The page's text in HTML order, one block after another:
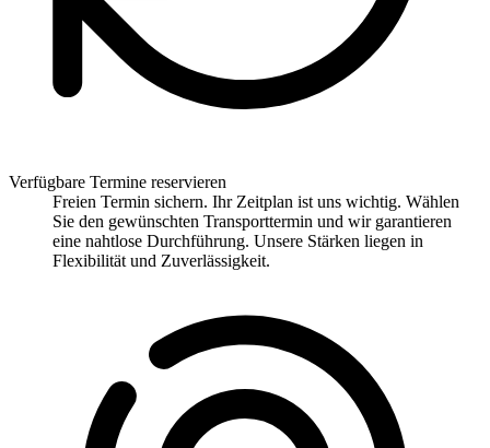
Verfügbare Termine reservieren
Freien Termin sichern. Ihr Zeitplan ist uns wichtig. Wählen
Sie den gewünschten Transporttermin und wir garantieren
eine nahtlose Durchführung. Unsere Stärken liegen in
Flexibilität und Zuverlässigkeit.